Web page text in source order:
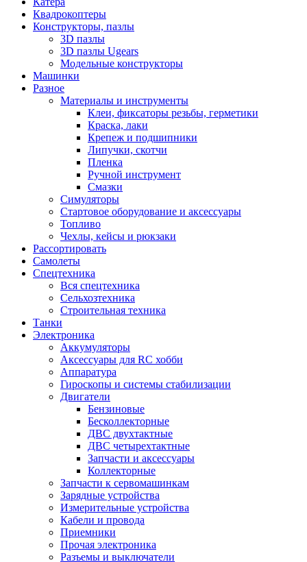
Квадрокоптеры
Конструкторы, пазлы
3D пазлы
3D пазлы Ugears
Модельные конструкторы
Машинки
Разное
Материалы и инструменты
Клеи, фиксаторы резьбы, герметики
Краска, лаки
Крепеж и подшипники
Липучки, скотчи
Пленка
Ручной инструмент
Смазки
Симуляторы
Стартовое оборудование и аксессуары
Топливо
Чехлы, кейсы и рюкзаки
Рассортировать
Самолеты
Спецтехника
Вся спецтехника
Сельхозтехника
Строительная техника
Танки
Электроника
Аккумуляторы
Аксессуары для RC хобби
Аппаратура
Гироскопы и системы стабилизации
Двигатели
Бензиновые
Бесколлекторные
ДВС двухтактные
ДВС четырехтактные
Запчасти и аксессуары
Коллекторные
Запчасти к сервомашинкам
Зарядные устройства
Измерительные устройства
Кабели и провода
Приемники
Прочая электроника
Разъемы и выключатели